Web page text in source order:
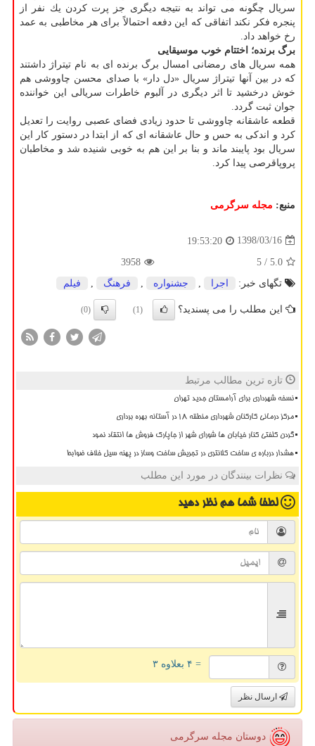
سریال چگونه می تواند به نتیجه دیگری جز پرت كردن یك نفر از
پنجره فكر نكند اتفاقی كه این دفعه احتمالاً برای هر مخاطبی به عمد
رخ خواهد داد.
برگ برنده؛ اختتام خوب موسیقایی
همه سریال های رمضانی امسال برگ برنده ای به نام تیتراژ داشتند
كه در بین آنها تیتراژ سریال «دل دار» با صدای محسن چاووشی هم
خوش درخشید تا اثر دیگری در آلبوم خاطرات سریالی این خواننده
جوان ثبت گردد.
قطعه عاشقانه چاووشی تا حدود زیادی فضای عصبی روایت را تعدیل
كرد و اندكی به حس و حال عاشقانه ای كه از ابتدا در دستور كار این
سریال بود پایبند ماند و بنا بر این هم به خوبی شنیده شد و مخاطبان
پروپاقرصی پیدا كرد.
منبع: مجله سرگرمی
1398/03/16
19:53:20
5.0
/ 5
3958
تگهای خبر:
اجرا جشنواره فرهنگ فیلم
این مطلب را می پسندید؟ (1)
(0)
تازه ترین مطالب مرتبط
نسخه شهرداری برای آرامستان جدید تهران
مرکز درمانی کارکنان شهرداری منطقه ۱۸ در آستانه بهره برداری
گردن کلفتی کنار خیابان ها شورای شهر از جاپارک فروش ها انتقاد نمود
هشدار درباره ی ساخت کلانتری در تجریش ساخت وساز در پهنه سیل خلاف ضوابط
نظرات بینندگان در مورد این مطلب
لطفا شما همنظر دهید
= ۴ بعلاوه ۳
ارسال نظر
دوستان مجله سرگرمی